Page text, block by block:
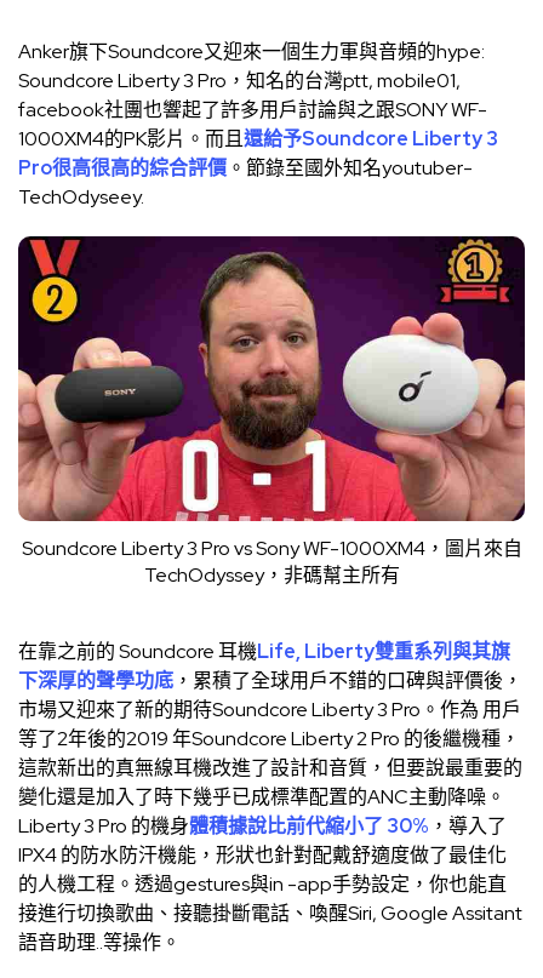
Anker旗下Soundcore又迎來一個生力軍與音頻的hype:
Soundcore Liberty 3 Pro，知名的台灣ptt, mobile01,
facebook社團也響起了許多用戶討論與之跟SONY WF-
1000XM4的PK影片。而且還給予Soundcore Liberty 3
Pro很高很高的綜合評價 。節錄至國外知名youtuber-
TechOdyseey.
Soundcore Liberty 3 Pro vs Sony WF-1000XM4，圖片來自
TechOdyssey，非碼幫主所有
在靠之前的 Soundcore 耳機Life, Liberty雙重系列與其旗
下深厚的聲學功底 ，累積了全球用戶不錯的口碑與評價後，
市場又迎來了新的期待Soundcore Liberty 3 Pro。作為 用戶
等了2年後的2019 年Soundcore Liberty 2 Pro 的後繼機種，
這款新出的真無線耳機改進了設計和音質，但要說最重要的
變化還是加入了時下幾乎已成標準配置的ANC主動降噪。
Liberty 3 Pro 的機身體積據說比前代縮小了 30% ，導入了
IPX4 的防水防汗機能，形狀也針對配戴舒適度做了最佳化
的人機工程。透過gestures與in -app手勢設定，你也能直
接進行切換歌曲、接聽掛斷電話、喚醒Siri, Google Assitant
語音助理..等操作。